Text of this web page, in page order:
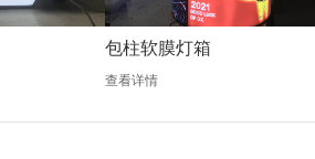
包柱软膜灯箱
查看详情